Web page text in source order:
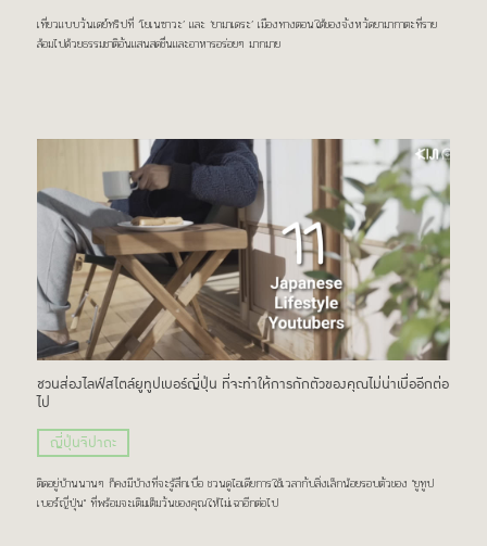
เที่ยวแบบวันเดย์ทริปที่ ‘โยเนซาวะ’ และ ‘ยามาเดระ’ เมืองทางตอนใต้ของจังหวัดยามากาตะที่ราย
ล้อมไปด้วยธรรมชาติอันแสนสดชื่นและอาหารอร่อยๆ มากมาย
ชวนส่องไลฟ์สไตล์ยูทูปเบอร์ญี่ปุ่น ที่จะทำให้การกักตัวของคุณไม่น่าเบื่ออีกต่อ
ไป
ญี่ปุ่นจิปาถะ
ติดอยู่บ้านนานๆ ก็คงมีบ้างที่จะรู้สึกเบื่อ ชวนดูไอเดียการใช้เวลากับสิ่งเล็กน้อยรอบตัวของ "ยูทูป
เบอร์ญี่ปุ่น" ที่พร้อมจะเติมเต็มวันของคุณให้ไม่เฉาอีกต่อไป